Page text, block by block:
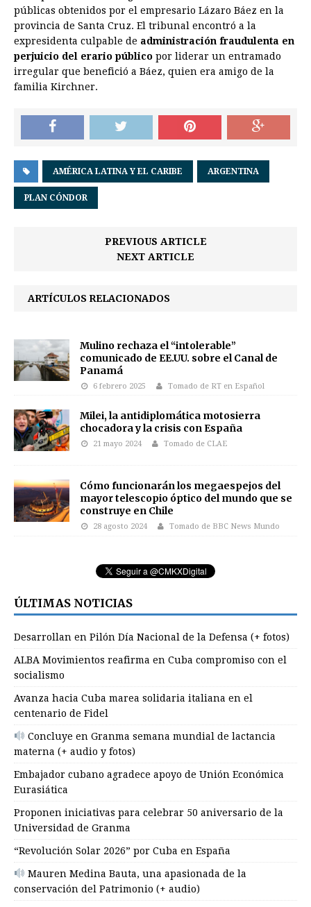
públicas obtenidos por el empresario Lázaro Báez en la
provincia de Santa Cruz. El tribunal encontró a la
expresidenta culpable de administración fraudulenta en
perjuicio del erario público por liderar un entramado
irregular que benefició a Báez, quien era amigo de la
familia Kirchner.
AMÉRICA LATINA Y EL CARIBE ARGENTINA
PLAN CÓNDOR
PREVIOUS ARTICLE
NEXT ARTICLE
ARTÍCULOS RELACIONADOS
Mulino rechaza el “intolerable”
comunicado de EE.UU. sobre el Canal de
Panamá
6 febrero 2025 Tomado de RT en Español
Milei, la antidiplomática motosierra
chocadora y la crisis con España
21 mayo 2024 Tomado de CLAE
Cómo funcionarán los megaespejos del
mayor telescopio óptico del mundo que se
construye en Chile
28 agosto 2024 Tomado de BBC News Mundo
ÚLTIMAS NOTICIAS
Desarrollan en Pilón Día Nacional de la Defensa (+ fotos)
ALBA Movimientos reafirma en Cuba compromiso con el
socialismo
Avanza hacia Cuba marea solidaria italiana en el
centenario de Fidel
Concluye en Granma semana mundial de lactancia
materna (+ audio y fotos)
Embajador cubano agradece apoyo de Unión Económica
Eurasiática
Proponen iniciativas para celebrar 50 aniversario de la
Universidad de Granma
“Revolución Solar 2026” por Cuba en España
Mauren Medina Bauta, una apasionada de la
conservación del Patrimonio (+ audio)